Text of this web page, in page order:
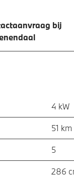
bij
4 kW
51 km
5
286